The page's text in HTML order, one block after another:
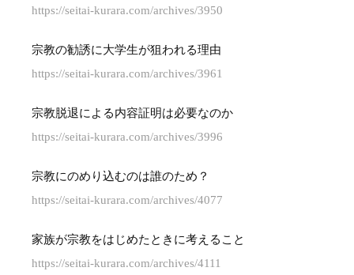
https://seitai-kurara.com/archives/3950
宗教の勧誘に大学生が狙われる理由
https://seitai-kurara.com/archives/3961
宗教脱退による内容証明は必要なのか
https://seitai-kurara.com/archives/3996
宗教にのめり込むのは誰のため？
https://seitai-kurara.com/archives/4077
家族が宗教をはじめたときに考えること
https://seitai-kurara.com/archives/4111